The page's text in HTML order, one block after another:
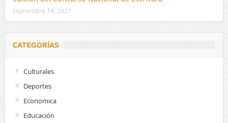
septiembre 14, 2021
CATEGORÍAS
Culturales
Deportes
Economica
Educación